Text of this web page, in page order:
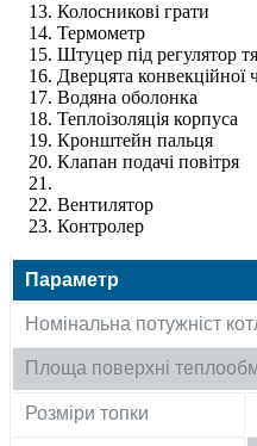
Колосникові грати
Термометр
Штуцер під регулятор
Дверцята конвекційної
Водяна оболонка
Теплоізоляція корпуса
Кронштейн пальця
Клапан подачі повітря
Вентилятор
Контролер
Параметр
Номінальна потужніст
Площа поверхні
Розміри топки